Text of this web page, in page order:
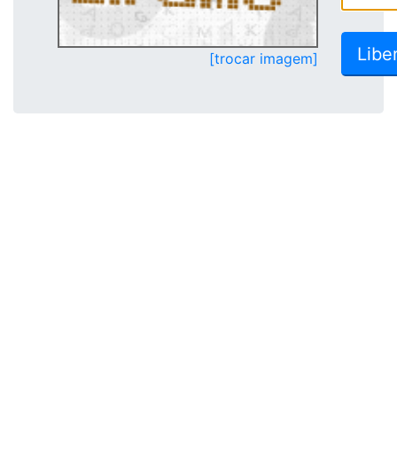
[trocar imagem]